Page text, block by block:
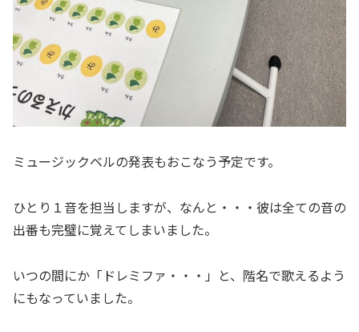
ミュージックベルの発表もおこなう予定です。
ひとり１音を担当しますが、なんと・・・彼は全ての音の
出番も完璧に覚えてしまいました。
いつの間にか「ドレミファ・・・」と、階名で歌えるよう
にもなっていました。